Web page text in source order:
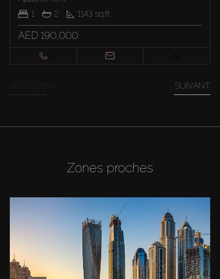
1
2 1143 sq.ft
AED 190,000
SUIVANT
Zones proches